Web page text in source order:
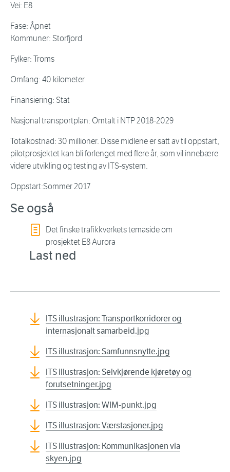
Vei: E8
Fase: Åpnet
Kommuner: Storfjord
Fylker: Troms
Omfang: 40 kilometer
Finansiering: Stat
Nasjonal transportplan: Omtalt i NTP 2018-2029
Totalkostnad: 30 millioner. Disse midlene er satt av til oppstart,
pilotprosjektet kan bli forlenget med flere år, som vil innebære
videre utvikling og testing av ITS-system.
Oppstart:Sommer 2017
Se også
Det finske trafikkverkets temaside om
prosjektet E8 Aurora
Last ned
ITS illustrasjon: Transportkorridorer og
internasjonalt samarbeid.jpg
ITS illustrasjon: Samfunnsnytte.jpg
ITS illustrasjon: Selvkjørende kjøretøy og
forutsetninger.jpg
ITS illustrasjon: WIM-punkt.jpg
ITS illustrasjon: Værstasjoner.jpg
ITS illustrasjon: Kommunikasjonen via
skyen.jpg